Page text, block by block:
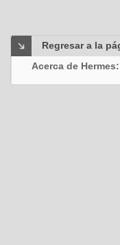
Regresar a la
Acerca de Hermes: